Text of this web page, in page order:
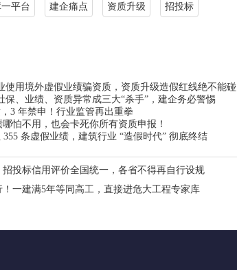
一平台 建企痛点 资质升级 招投标
使用境外虚假业绩骗资质，资质升级造假红线绝不能碰
保、业绩、资质异常成三大“杀手”，建企务必警惕
3 年禁申！行业监管再出重拳
怕不用，也会卡死你所有资质申报！
条虚假业绩，建筑行业 “造假时代” 彻底终结
投标信用评价全国统一，各省不得再自行设规
！一建满5年等同高工，直接进危大工程专家库